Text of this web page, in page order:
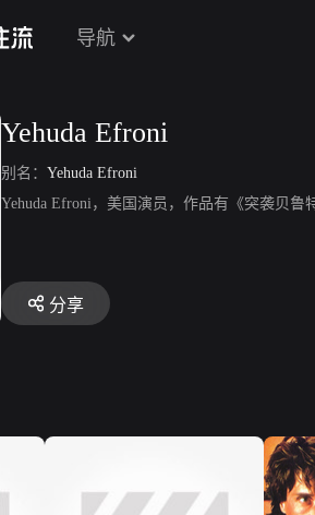
导航
Yehuda Efroni
别名： Yehuda Efroni
Yehuda Efroni，美国演员，作品有《突袭贝
分享